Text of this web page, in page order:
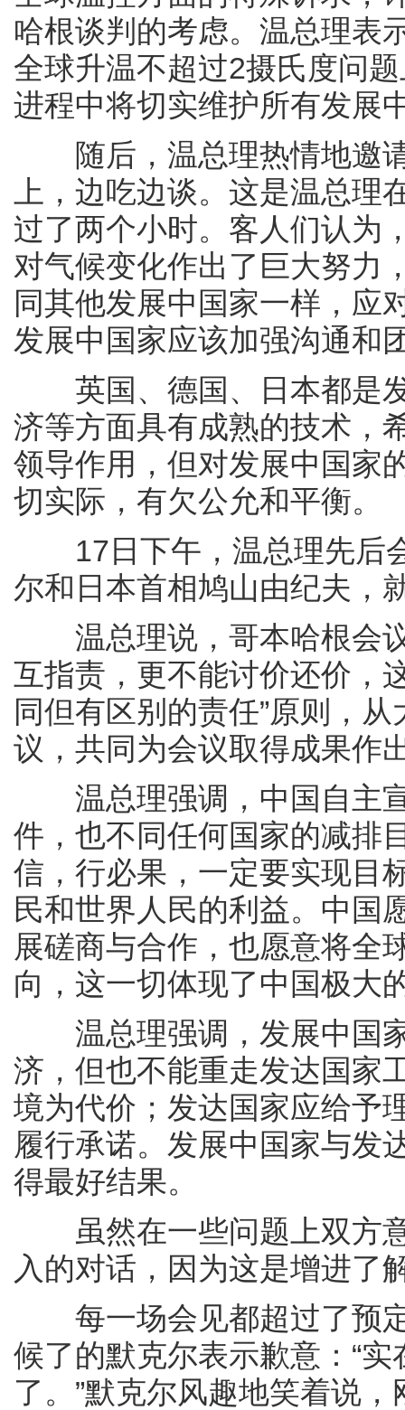
哈根谈判的考虑。温总理表
全球升温不超过2摄氏度问
进程中将切实维护所有发展
随后，温总理热情地邀请
上，边吃边谈。这是温总
过了两个小时。客人们认为
对气候变化作出了巨大努力
同其他发展中国家一样，应
发展中国家应该加强沟通和
英国、德国、日本都是发
济等方面具有成熟的技术，
领导作用，但对发展中国家
切实际，有欠公允和平衡。
17日下午，温总理先后
尔和日本首相鸠山由纪夫，
温总理说，哥本哈根会议
互指责，更不能讨价还价，
同但有区别的责任”原则，
议，共同为会议取得成果作
温总理强调，中国自主宣
件，也不同任何国家的减排
信，行必果，一定要实现目
民和世界人民的利益。中国
展磋商与合作，也愿意将全
向，这一切体现了中国极大
温总理强调，发展中国家
济，但也不能重走发达国家
境为代价；发达国家应给予
履行承诺。发展中国家与发
得最好结果。
虽然在一些问题上双方意
入的对话，因为这是增进了
每一场会见都超过了预定
候了的默克尔表示歉意：“
了。”默克尔风趣地笑着说